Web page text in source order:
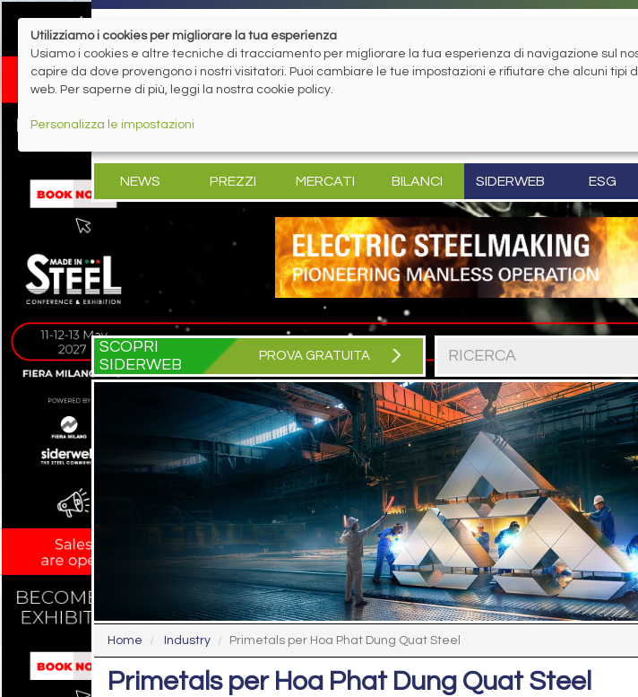
NEWS PREZZI MERCATI BILANCI SIDERWEB ESG
SCOPRI
SIDERWEB
PROVA GRATUITA
Home Industry Primetals per Hoa Phat Dung Quat Steel
Primetals per Hoa Phat Dung Quat Steel
Utilizziamo i cookies per migliorare la tua esperienza
Usiamo i cookies e altre tecniche di tracciamento per migliorare la tua esperienza di navigazione sul
capire da dove provengono i nostri visitatori. Puoi cambiare le tue impostazioni e rifiutare che alcuni
web. Per saperne di più, leggi la nostra cookie policy.
Personalizza le impostazioni